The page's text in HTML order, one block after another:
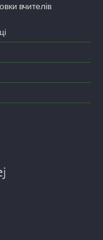
вчителів